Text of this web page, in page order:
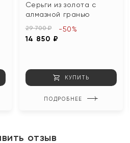
Серьги из золота с
алмазной гранью
29 700 ₽
14 850 ₽
-50%
КУПИТЬ
ПОДРОБНЕЕ
отзыв